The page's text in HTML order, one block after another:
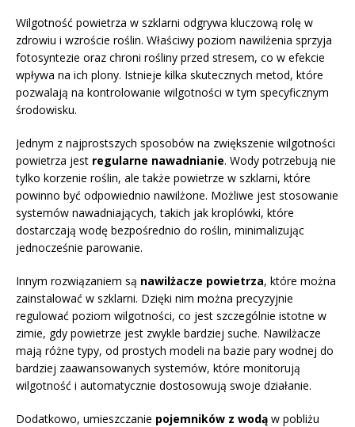
Wilgotność powietrza w szklarni odgrywa kluczową rolę w
zdrowiu i wzroście roślin. Właściwy poziom nawilżenia sprzyja
fotosyntezie oraz chroni rośliny przed stresem, co w efekcie
wpływa na ich plony. Istnieje kilka skutecznych metod, które
pozwalają na kontrolowanie wilgotności w tym specyficznym
środowisku.
Jednym z najprostszych sposobów na zwiększenie wilgotności
powietrza jest regularne nawadnianie. Wody potrzebują nie
tylko korzenie roślin, ale także powietrze w szklarni, które
powinno być odpowiednio nawilżone. Możliwe jest stosowanie
systemów nawadniających, takich jak kroplówki, które
dostarczają wodę bezpośrednio do roślin, minimalizując
jednocześnie parowanie.
Innym rozwiązaniem są nawilżacze powietrza, które można
zainstalować w szklarni. Dzięki nim można precyzyjnie
regulować poziom wilgotności, co jest szczególnie istotne w
zimie, gdy powietrze jest zwykle bardziej suche. Nawilżacze
mają różne typy, od prostych modeli na bazie pary wodnej do
bardziej zaawansowanych systemów, które monitorują
wilgotność i automatycznie dostosowują swoje działanie.
Dodatkowo, umieszczanie pojemników z wodą w pobliżu